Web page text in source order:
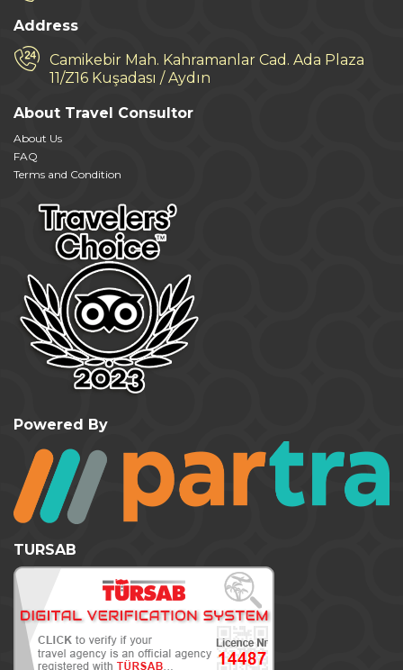
Address
Camikebir Mah. Kahramanlar Cad. Ada Plaza
11/Z16 Kuşadası / Aydın
About Travel Consultor
About Us
FAQ
Terms and Condition
Powered By
TURSAB